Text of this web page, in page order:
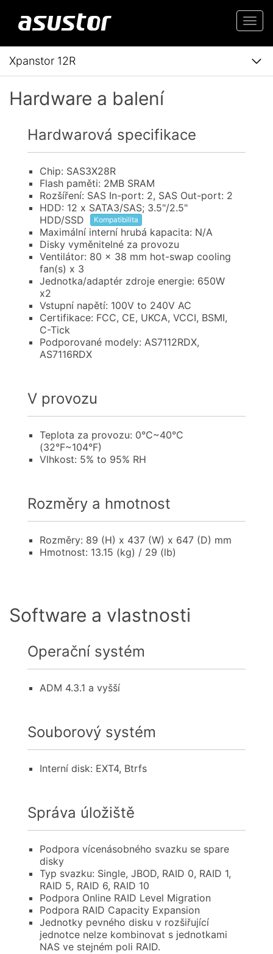
Xpanstor 12R
Hardware a balení
Hardwarová specifikace
Chip: SAS3X28R
Flash paměti: 2MB SRAM
Rozšíření: SAS In-port: 2, SAS Out-port: 2
HDD: 12 x SATA3/SAS; 3.5"/2.5"
HDD/SSD
Kompatibilita
Maximální interní hrubá kapacita: N/A
Disky vyměnitelné za provozu
Ventilátor: 80 x 38 mm hot-swap cooling
fan(s) x 3
Jednotka/adaptér zdroje energie: 650W
x2
Vstupní napětí: 100V to 240V AC
Certifikace: FCC, CE, UKCA, VCCI, BSMI,
C-Tick
Podporované modely: AS7112RDX,
AS7116RDX
V provozu
Teplota za provozu: 0°C~40°C
(32°F~104°F)
Vlhkost: 5% to 95% RH
Rozměry a hmotnost
Rozměry: 89 (H) x 437 (W) x 647 (D) mm
Hmotnost: 13.15 (kg) / 29 (lb)
Software a vlastnosti
Operační systém
ADM 4.3.1 a vyšší
Souborový systém
Interní disk: EXT4, Btrfs
Správa úložiště
Podpora vícenásobného svazku se spare
disky
Typ svazku: Single, JBOD, RAID 0, RAID 1,
RAID 5, RAID 6, RAID 10
Podpora Online RAID Level Migration
Podpora RAID Capacity Expansion
Jednotky pevného disku v rozšiřující
jednotce nelze kombinovat s jednotkami
NAS ve stejném poli RAID.